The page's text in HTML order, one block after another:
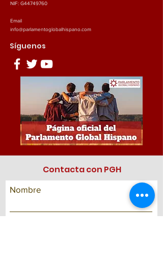
NIF: G44749760
Email
info@parlamentoglobalhispano.com
Síguenos
Contacta con PGH
Nombre